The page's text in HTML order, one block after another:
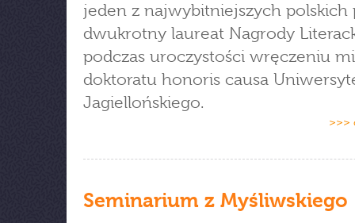
jeden z najwybitniejszych polskich
dwukrotny laureat Nagrody
podczas uroczystości wręczeniu mi
doktoratu honoris causa
Jagiellońskiego.
>>>
Seminarium z Myśliwskiego